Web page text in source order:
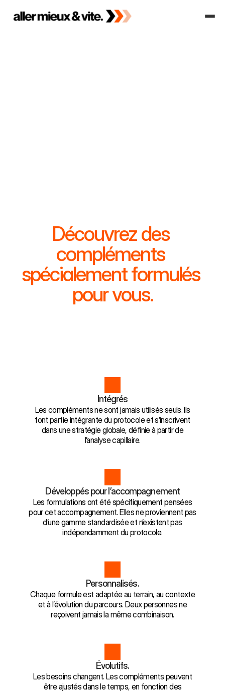
Découvrez des
compléments
spécialement formulés
pour vous.
Intégrés
Les compléments ne sont jamais utilisés seuls. Ils
font partie intégrante du protocole et s’inscrivent
dans une stratégie globale, définie à partir de
l’analyse capillaire.
Développés pour l’accompagnement
Les formulations ont été spécifiquement pensées
pour cet accompagnement. Elles ne proviennent pas
d’une gamme standardisée et n’existent pas
indépendamment du protocole.
Personnalisés.
Chaque formule est adaptée au terrain, au contexte
et à l’évolution du parcours. Deux personnes ne
reçoivent jamais la même combinaison.
Évolutifs.
Les besoins changent. Les compléments peuvent
être ajustés dans le temps, en fonction des